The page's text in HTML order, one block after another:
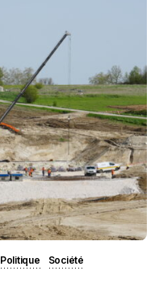
Politique
Société